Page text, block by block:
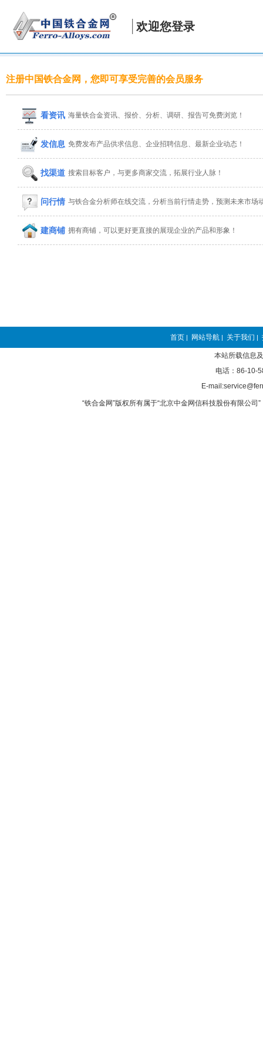
欢迎您登录
注册中国铁合金网，您即可享受完善的会员服务
看资讯 海量铁合金资讯、报价、分析、调研、报告可免费浏览！
发信息 免费发布产品供求信息、企业招聘信息、最新企业动态！
找渠道 搜索目标客户，与更多商家交流，拓展行业人脉！
问行情 与铁合金分析师在线交流，分析当前行情走势，预测未来市场
建商铺 拥有商铺，可以更好更直接的展现企业的产品和形象！
首页 | 网站导航 | 关于我们 |
本站所载信息
电话：86-10-
E-
“铁合金网”版权所有属于“北京中金网信科技股份有限公司